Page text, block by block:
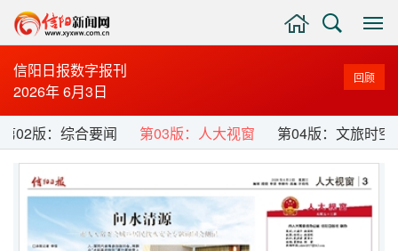
显
示
与
隐
侧
边
栏
搜
索
主
页
信阳日报数字报刊
2026年 6月3日
回顾
第02版：综合要闻 第03版：人大视窗 第04版：文旅时空